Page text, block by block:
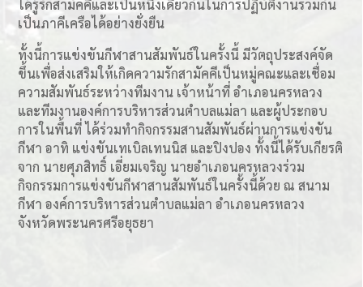
ได้รู้รักสามัคคีและเป็นหนึ่งเดียวกันในการปฏิบัติงานร่วมกัน
เป็นภาคีเครือได้อย่างยั่งยืน
ทั้งนี้การแข่งขันกีฬาสานสัมพันธ์ในครั้งนี้ มีวัตถุประสงค์จัด
ขึ้นเพื่อส่งเสริมให้เกิดความรักสามัคคีเป็นหมู่คณะและเชื่อม
ความสัมพันธ์ระหว่างทีมงาน เจ้าหน้าที่ อำเภอนครหลวง
และทีมงานองค์การบริหารส่วนตำบลแม่ลา และผู้ประกอบ
การในพื้นที่ ได้ร่วมทำกิจกรรมสานสัมพันธ์ผ่านการแข่งขัน
กีฬา อาทิ แข่งขันเทเบิลเทนนิส และปิงปอง ทั้งนี้ได้รับเกียรติ
จาก นายศุภสิทธิ์ เอี่ยมเจริญ นายอำเภอนครหลวงร่วม
กิจกรรมการแข่งขันกีฬาสานสัมพันธ์ในครั้งนี้ด้วย ณ สนาม
กีฬา องค์การบริหารส่วนตำบลแม่ลา อำเภอนครหลวง
จังหวัดพระนครศรีอยุธยา